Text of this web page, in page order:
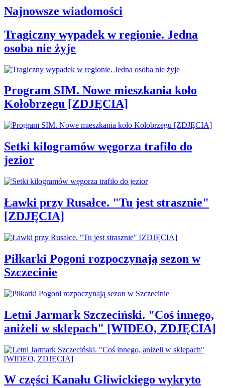
Najnowsze wiadomości
Tragiczny wypadek w regionie. Jedna
osoba nie żyje
Program SIM. Nowe mieszkania koło
Kołobrzegu [ZDJĘCIA]
Setki kilogramów węgorza trafiło do
jezior
Ławki przy Rusałce. "Tu jest strasznie"
[ZDJĘCIA]
Piłkarki Pogoni rozpoczynają sezon w
Szczecinie
Letni Jarmark Szczeciński. "Coś innego,
aniżeli w sklepach" [WIDEO, ZDJĘCIA]
W części Kanału Gliwickiego wykryto